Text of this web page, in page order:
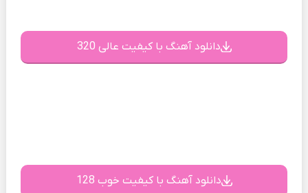
دانلود آهنگ با کیفیت عالی 320
دانلود آهنگ با کیفیت خوب 128